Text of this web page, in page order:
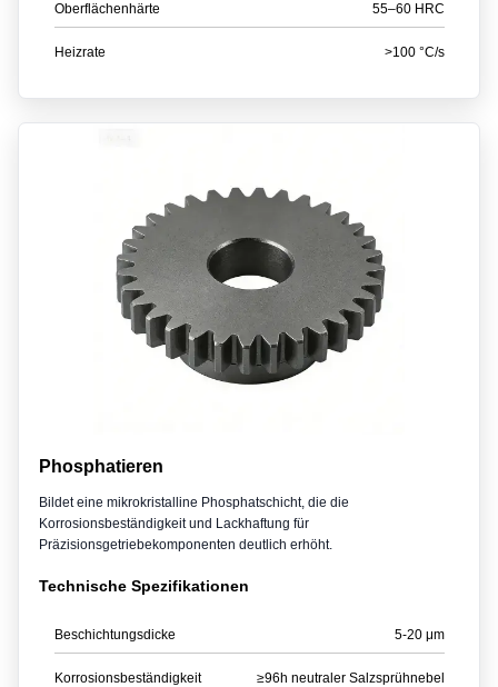
Oberflächenhärte 55–60 HRC
Heizrate >100 °C/s
Phosphatieren
Bildet eine mikrokristalline Phosphatschicht, die die
Korrosionsbeständigkeit und Lackhaftung für
Präzisionsgetriebekomponenten deutlich erhöht.
Technische Spezifikationen
Beschichtungsdicke 5-20 μm
Korrosionsbeständigkeit ≥96h neutraler Salzsprühnebel